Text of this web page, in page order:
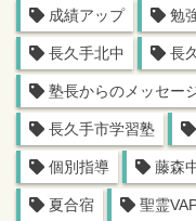
成績アップ 勉
長久手北中 長
塾長からのメッセー
長久手市学習塾
個別指導 藤森
夏合宿 聖霊